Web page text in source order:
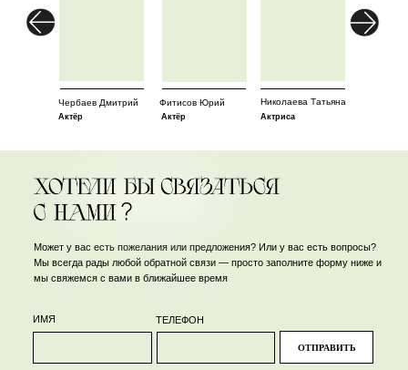
Николаева Татьяна
Актриса
Актёр
Чербаев Дмитрий
Актёр
Фитисов Юрий
Актриса
Может у вас есть пожелания или предложения? Или у вас есть вопросы?
Мы всегда рады любой обратной связи — просто заполните форму ниже и
мы свяжемся с вами в ближайшее время
ИМЯ ТЕЛЕФОН
ОТПРАВИТЬ